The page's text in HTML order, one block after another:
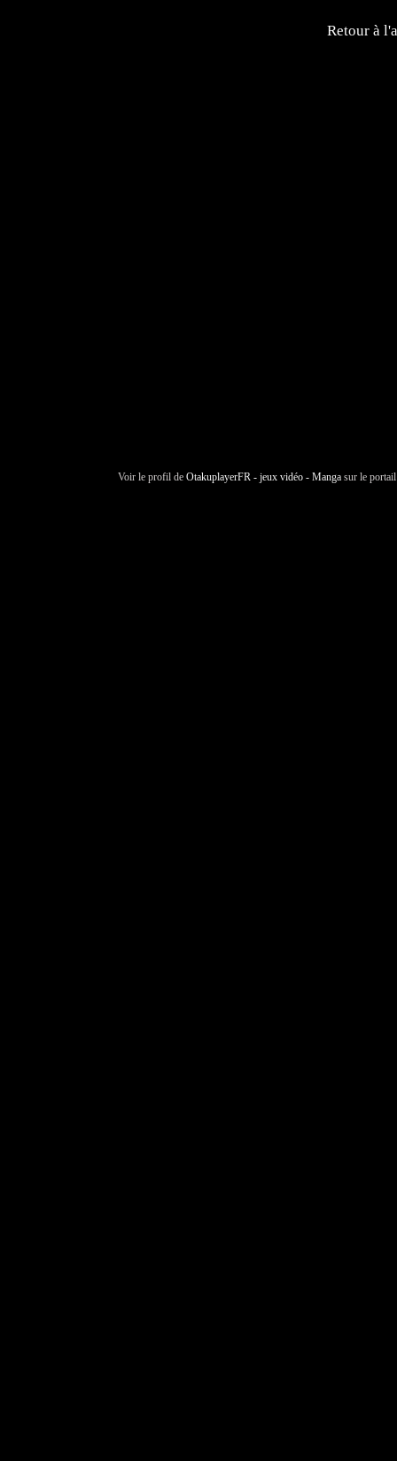
Retour à
Voir le profil de OtakuplayerFR - jeux vidéo - Manga sur le